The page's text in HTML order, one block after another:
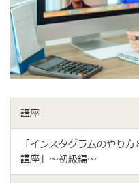
講座
「インスタグラムのやり
講座」～初級編～